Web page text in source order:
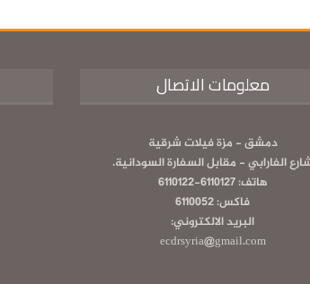
معلومات الاتصال
دمشق - مزة فيلات شرقية
الفارابي - مقابل السفارة السودانية.
هاتف: 6110127-6110122
فاكس: 6110052
البريد الالكتروني:
ecdrsyria@gmail.com